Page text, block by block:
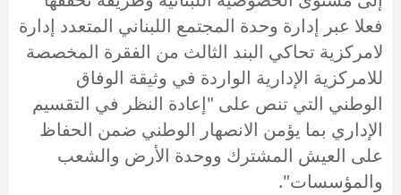
فعلا عبر إدارة وحدة المجتمع اللبناني المتعدد إدارة
لامركزية تحاكي البند الثالث من الفقرة المخصصة
للامركزية الإدارية الواردة في وثيقة الوفاق
الوطني التي تنص على "إعادة النظر في التقسيم
الإداري بما يؤمن الانصهار الوطني ضمن الحفاظ
على العيش المشترك ووحدة الأرض والشعب
والمؤسسات".